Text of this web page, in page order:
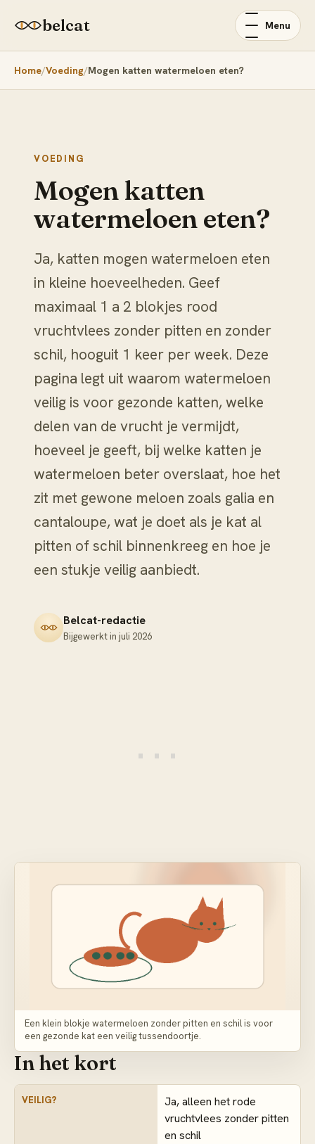
belcat Menu
Home Voeding Mogen katten watermeloen eten?
VOEDING
Mogen katten
watermeloen eten?
Ja, katten mogen watermeloen eten
in kleine hoeveelheden. Geef
maximaal 1 a 2 blokjes rood
vruchtvlees zonder pitten en zonder
schil, hooguit 1 keer per week. Deze
pagina legt uit waarom watermeloen
veilig is voor gezonde katten, welke
delen van de vrucht je vermijdt,
hoeveel je geeft, bij welke katten je
watermeloen beter overslaat, hoe het
zit met gewone meloen zoals galia en
cantaloupe, wat je doet als je kat al
pitten of schil binnenkreeg en hoe je
een stukje veilig aanbiedt.
Belcat-redactie
Bijgewerkt in juli 2026
Een klein blokje watermeloen zonder pitten en schil is voor
een gezonde kat een veilig tussendoortje.
In het kort
VEILIG?
Ja, alleen het rode
vruchtvlees zonder pitten
en schil